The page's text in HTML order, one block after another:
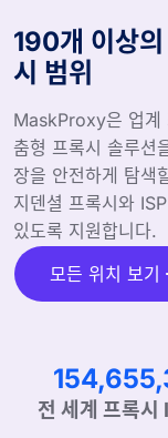
190개 이상
시 범위
MaskProxy은 업계
춤형 프록시 솔루션
장을 안전하게 탐색
지덴셜 프록시와
있도록 지원합니다.
모든 위치 보기
전 세계 프록시